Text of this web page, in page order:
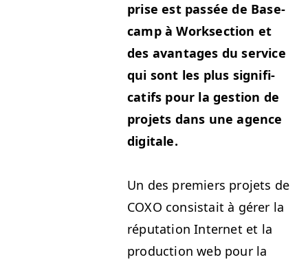
prise est passée de Base­
camp à Work­sec­tion et
des avan­tages du ser­vice
qui sont les plus sig­ni­fi­
cat­ifs pour la ges­tion de
pro­jets dans une agence
digitale.
Un des pre­miers pro­jets de
COXO con­sis­tait à gér­er la
répu­ta­tion Inter­net et la
pro­duc­tion web pour la